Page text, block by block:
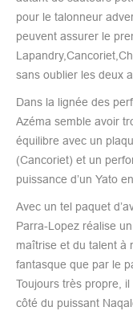
pour le talonneur
peuvent assurer le
sans oublier les deux
Dans la lignée des
Azéma semble avoir
équilibre avec un
(Cancoriet) et un
puissance d’un Yato
Avec un tel paquet
Parra-Lopez réalise
maîtrise et du talent à
fantasque que par le
Toujours très propre,
côté du puissant